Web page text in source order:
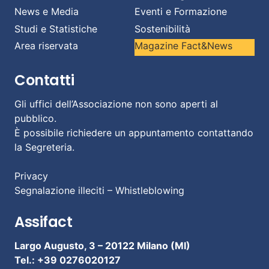
News e Media
Eventi e Formazione
Studi e Statistiche
Sostenibilità
Area riservata
Magazine Fact&News
Contatti
Gli uffici dell’Associazione non sono aperti al
pubblico.
È possibile richiedere un appuntamento contattando
la Segreteria.
Privacy
Segnalazione illeciti – Whistleblowing
Assifact
Largo Augusto, 3 – 20122 Milano (MI)
Tel.: +39 0276020127